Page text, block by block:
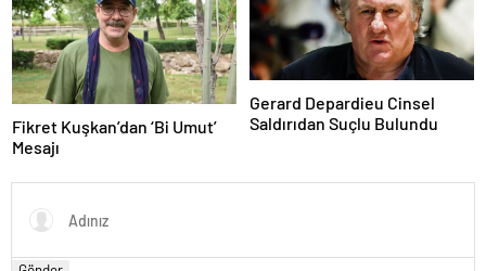
Fikret Kuşkan’dan ‘Bi Umut’
Mesajı
Gerard Depardieu Cinsel
Saldırıdan Suçlu Bulundu